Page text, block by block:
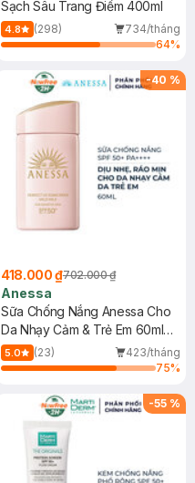
Sạch Sâu Trang Điểm 400ml
4.8 (298)
734/tháng
64%
-40 %
418.000 ₫702.000 ₫
Anessa
Sữa Chống Nắng Anessa Cho
Da Nhạy Cảm & Trẻ Em 60ml
(Mới)
5.0 (23)
423/tháng
75%
-55 %